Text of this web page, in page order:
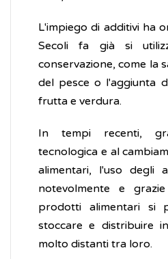
L'impiego di additivi ha
Secoli fa già si
conservazione, come la
del pesce o l'aggiunta
frutta e verdura.
In tempi recenti,
tecnologica e al
alimentari, l'uso degli
notevolmente e
prodotti alimentari si
stoccare e distribuire
molto distanti tra loro.